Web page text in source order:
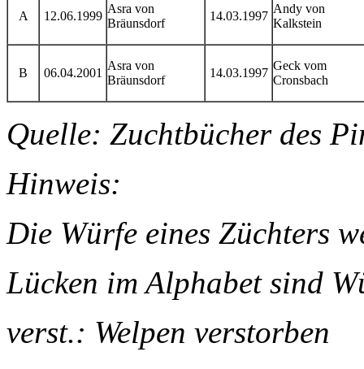
A 12.06.1999
Asra von
Bräunsdorf
14.03.1997
Andy von
Kalkstein
B 06.04.2001
Asra von
Bräunsdorf
14.03.1997
Geck vom
Cronsbach
Quelle: Zuchtbücher des
Hinweis:
Die Würfe eines Züchters
Lücken im Alphabet sind
verst.: Welpen verstorben